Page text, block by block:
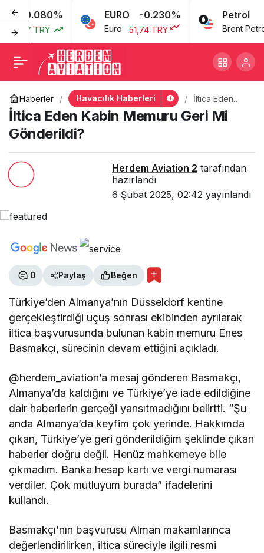
0.080%
TRY
EURO -0.230%
Euro 51,74 TRY
Petrol
Brent Petrol
Haberler Havacılık Haberleri
İltica Eden
Kabin Memuru
Geri Mi
İltica Eden Kabin Memuru Geri Mi
Gönderildi?
Herdem Aviation 2 tarafından
hazırlandı
6 Şubat 2025, 02:42 yayınlandı
0 Paylaş Beğen
Türkiye’den Almanya’nın Düsseldorf kentine
gerçekleştirdiği uçuş sonrası ekibinden ayrılarak
iltica başvurusunda bulunan kabin memuru Enes
Basmakçı, sürecinin devam ettiğini açıkladı.
@herdem_aviation’a mesaj gönderen Basmakçı,
Almanya’da kaldığını ve Türkiye’ye iade edildiğine
dair haberlerin gerçeği yansıtmadığını belirtti. “Şu
anda Almanya’da keyfim çok yerinde. Hakkımda
çıkan, Türkiye’ye geri gönderildiğim şeklinde çıkan
haberler doğru değil. Henüz mahkemeye bile
çıkmadım. Banka hesap kartı ve vergi numarası
verdiler. Çok mutluyum burada” ifadelerini
kullandı.
Basmakçı’nın başvurusu Alman makamlarınca
değerlendirilirken, iltica süreciyle ilgili resmi
İltica Eden Kabin Memuru
Geri Mi Gönderildi?
+ - 0